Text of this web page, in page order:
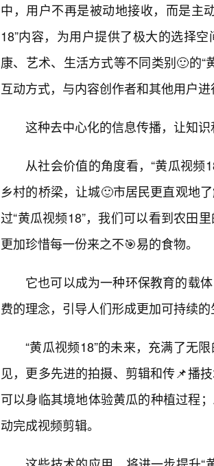
中，用户不再是被动地接收，而是主
18”内容，为用户提供了极大的选择
康、艺术、生活方式等不同类别🙂的
互动方式，与内容创作者和其他用户
这种去中心化的信息传播，让知识
从社会价值的角度看，“黄瓜视频
乡村的桥梁，让城🙂市居民更直观地
过“黄瓜视频18”，我们可以看到农田
更加珍惜每一份来之不🎯易的食物。
它也可以成为一种环保教育的载
费的理念，引导人们形成更加可持续的
“黄瓜视频18”的未来，充满了无
见，更多先进的拍摄、剪辑和传📌播
可以身临其境地体验黄瓜的种植过程
动完成视频剪辑。